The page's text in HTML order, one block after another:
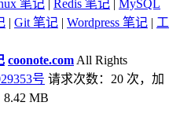
笔记 | Redis 笔记 | MySQL
| Git 笔记 | Wordpress 笔记 | 工
coonote.com All Rights
号 请求次数：20 次，加
MB